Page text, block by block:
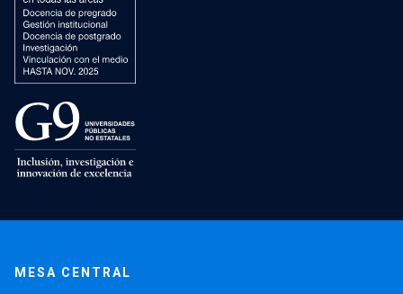
MESA CENTRAL